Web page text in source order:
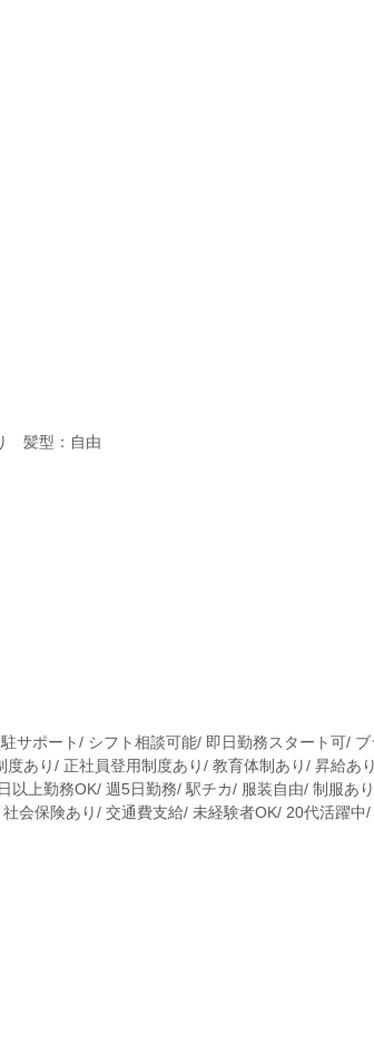
髪型：自由
サポート/ シフト相談可能/ 即日勤務スタート可/ ブ
あり/ 正社員登用制度あり/ 教育体制あり/ 昇給あ
以上勤務OK/ 週5日勤務/ 駅チカ/ 服装自由/ 制服あ
会保険あり/ 交通費支給/ 未経験者OK/ 20代活躍中